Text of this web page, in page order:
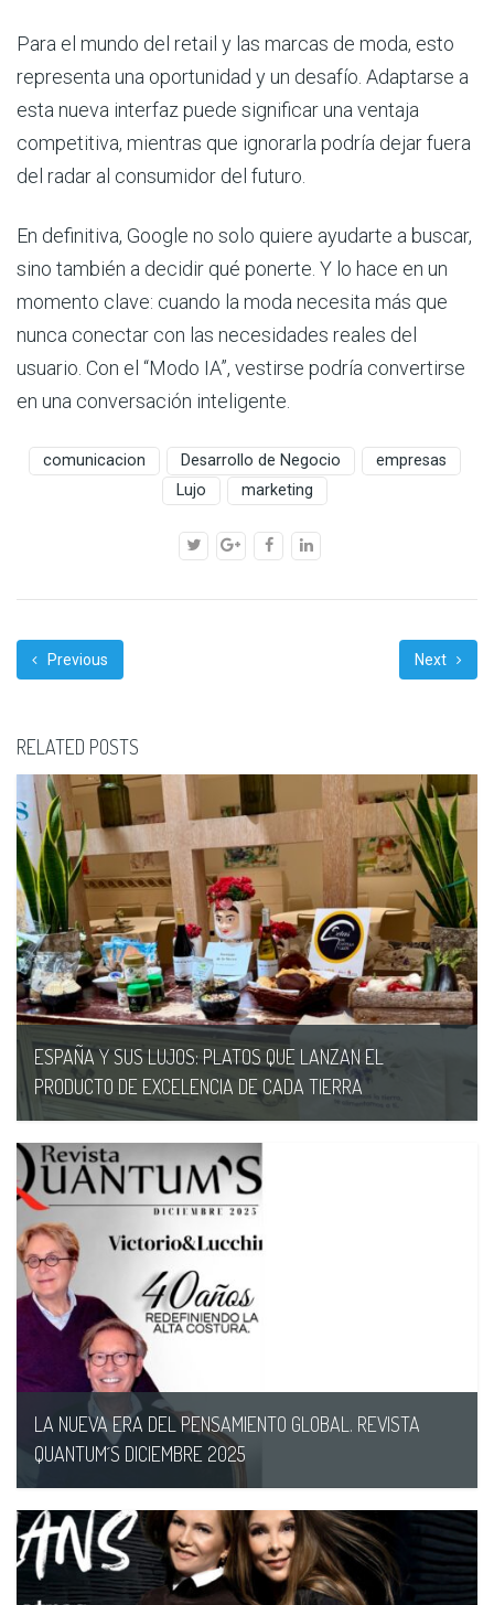
Para el mundo del retail y las marcas de moda, esto
representa una oportunidad y un desafío. Adaptarse a
esta nueva interfaz puede significar una ventaja
competitiva, mientras que ignorarla podría dejar fuera
del radar al consumidor del futuro.
En definitiva, Google no solo quiere ayudarte a buscar,
sino también a decidir qué ponerte. Y lo hace en un
momento clave: cuando la moda necesita más que
nunca conectar con las necesidades reales del
usuario. Con el “Modo IA”, vestirse podría convertirse
en una conversación inteligente.
comunicacion Desarrollo de Negocio
empresas
Lujo
marketing
Previous Next
RELATED POSTS
ESPAÑA Y SUS LUJOS: PLATOS QUE LANZAN EL
PRODUCTO DE EXCELENCIA DE CADA TIERRA
16/06/PM
LA NUEVA ERA DEL PENSAMIENTO GLOBAL. REVISTA
QUANTUM´S DICIEMBRE 2025
16/02/AM